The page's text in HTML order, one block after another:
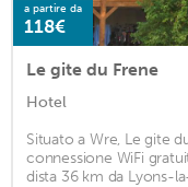
a partire da
118€
Le gite du Frene
Hotel
Situato a Wre, Le gite
connessione WiFi
dista 36 km da Lyons-